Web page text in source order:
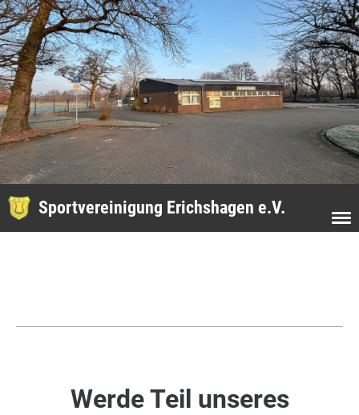
Sportvereinigung Erichshagen e.V.
Werde Teil unseres